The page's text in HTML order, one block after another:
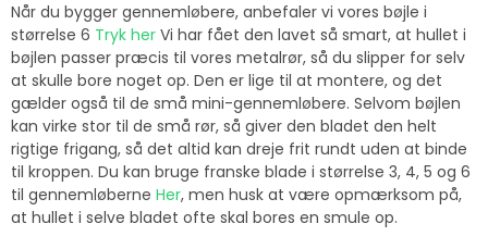
Når du bygger gennemløbere, anbefaler vi vores bøjle i
størrelse 6 Tryk her Vi har fået den lavet så smart, at hullet i
bøjlen passer præcis til vores metalrør, så du slipper for selv
at skulle bore noget op. Den er lige til at montere, og det
gælder også til de små mini-gennemløbere. Selvom bøjlen
kan virke stor til de små rør, så giver den bladet den helt
rigtige frigang, så det altid kan dreje frit rundt uden at binde
til kroppen. Du kan bruge franske blade i størrelse 3, 4, 5 og 6
til gennemløberne Her, men husk at være opmærksom på,
at hullet i selve bladet ofte skal bores en smule op.